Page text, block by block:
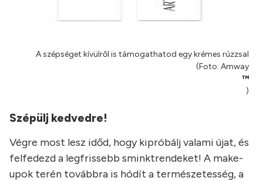
A szépséget kívülről is támogathatod egy krémes rúzzsal
(Foto: Amway
™
)
Szépülj kedvedre!
Végre most lesz időd, hogy kipróbálj valami újat, és
felfedezd a legfrissebb sminktrendeket! A make-
upok terén továbbra is hódít a természetesség, a